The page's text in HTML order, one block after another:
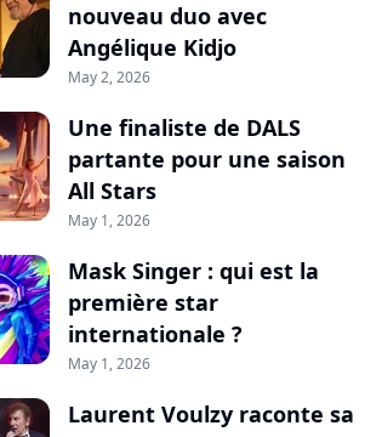
nouveau duo avec
Angélique Kidjo
May 2, 2026
Une finaliste de DALS
partante pour une saison
All Stars
May 1, 2026
Mask Singer : qui est la
première star
internationale ?
May 1, 2026
Laurent Voulzy raconte sa